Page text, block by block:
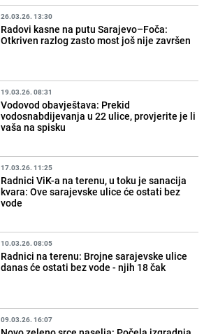
26.03.26. 13:30
Radovi kasne na putu Sarajevo–Foča:
Otkriven razlog zasto most još nije završen
19.03.26. 08:31
Vodovod obavještava: Prekid
vodosnabdijevanja u 22 ulice, provjerite je li
vaša na spisku
17.03.26. 11:25
Radnici ViK-a na terenu, u toku je sanacija
kvara: Ove sarajevske ulice će ostati bez
vode
10.03.26. 08:05
Radnici na terenu: Brojne sarajevske ulice
danas će ostati bez vode - njih 18 čak
09.03.26. 16:07